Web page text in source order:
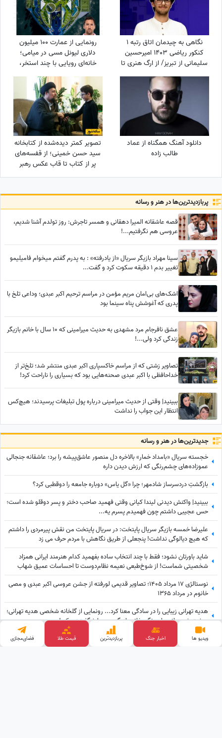
نگاهی به چیدمان اتاق رتبه 1
کنکور ریاضی 1403 امیرحسین
سلیمانی از تبریز/ از ارگ هنری تا
نشد یک ریاضیدان، ماشین
حساب ساده
رونمایی از عمارت 100 میلیون
دلاری لیونل مسی در میامی؛
خانه‌ای رویایی با چند استخر،
سینمای خانگی و گاراژ بزرگ!
دانلود آهنگ همگناه از عماد
طالب زاده
تصویر کمتر دیده‌شده از کتابخانه
سید حسن خمینی؛ از قفسه‌های
پر از کتاب تا قاب عکس رهبر
شهید
پربازدید‌ترین‌ها در هنر و رسانه
قصه عاشقانه المیرا دهقانی و همسر تاجرش: روز تولدم آشنا شدیم،
عروسی هم نگرفتیم...!
سینا مهراد بازیگر سریال «از یادرفته» : به پدرم گفتم میخوام فامیلیمو
تغییر بدم 1 دقیقه سکوت کرد و گفت...
اشک‌های بی‌امان مریم مؤمن در مراسم ترحیم اکبر عبدی؛ وداعی تلخ با
پدری که آغوشش پناه سینما بود
عشق نافرجام مرد مشهدی به حدیث میرامینی که 10 سال با خانم بازیگر
زندگی کرد ولی...!
تصاویر زشتی که از مراسم خاکسپاری اکبر عبدی منتشر شد؛ تلخ‌تر از
خداحافظی با اکبر عبدی صحنه‌هایی بود که بسیاری را ناراحت کرد!
ببینید| وقتی از حدیث میرامینی درباره پول تبلیغات پرسیدند؛ هیچ‌کس
انتظار این جواب را نداشت
جدید‌ترین‌ها در هنر و رسانه
خجسته سریال «بامداد خمار» بالاخره دل منصور عاشق‌پیشه را برد؛ عاشقانه جنجالی
عموزاده‌های چشم‌رنگی که ارزش دیدن داره
بازگشتِ دردسرساز شادمهر؛ چرا «گل یاس» دوباره جامعه را دو‌قطبی کرد؟
ببینید| واکنش دیدنی لیندا کیانی وقتی فهمید صاحب دختر و پسر دوقلو شده است؛
حس عجیبی داشتم چون فهمیدم پسرم یه...
علیرضا خمسه بازیگر سریال پایتخت: در سریال پایتخت من نقش پیرمردی را داشتم
که هیچ دیالوگی نداشت! پنجعلی از طریق نگاهش با مردم حرف می زد
شاید باورتان نشود؛ فقط با چند انتخاب ساده بفهمید کدام هنرمند ایرانی همزاد
شخصیتی شماست! از شوخ‌طبعی نعیمه نظام‌دوست تا احساسات عمیق شهاب
حسینی؛ شما شبیه کدام‌یک هستید؟
نوستالژی 17 مرداد 1405؛ تصاویر قدیمی لورفته از جشن عروسی اکبر عبدی و مصی
خانوم در مرداد 1365
هدیه تهرانی زیبایی را در سادگی معنا کرد... رونمایی از گلخانه شخصی هدیه تهرانی؛
بهشت شمعدانی‌های رنگی خانم بازیگر همه را شگفت‌زده کرد!
گریم متفاوت پوریا پورسرخ در «اعتراف می‌کنم» + همه آنچه درباره این سریال
پلیسی باید بدانید
ویدیو ها اخبار جنگ پربازدید‌ترین قیمت طلا فضای‌مجازی